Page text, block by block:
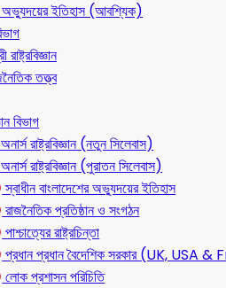
অভ্যুদয়ের ইতিহাস (আবশ্যিক)
রাষ্ট্রবিজ্ঞান
তত্ত্ব
বিভাগ
রাষ্ট্রবিজ্ঞান (নতুন সিলেবাস)
রাষ্ট্রবিজ্ঞান (পুরাতন সিলেবাস)
স্বাধীন বাংলাদেশের অভ্যুদয়ের ইতিহাস
রাজনৈতিক প্রতিষ্ঠান ও সংগঠন
পাশ্চাত্যের রাষ্ট্রচিন্তা
প্রধান প্রধান বৈদেশিক সরকার (UK, USA
লোক প্রশাসন পরিচিতি